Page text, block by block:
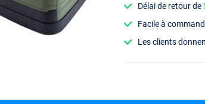
Délai de retour de
Facile à
Les clients